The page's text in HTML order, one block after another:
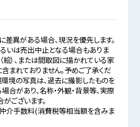
異がある場合、現況を優先します。
いは売出中止となる場合もありま
絵）、または間取図に描かれている家
まれておりません。予めご了承くだ
境の写真は、過去に撮影したものを
合があり、名称・外観・背景等、実際
ございます。
介手数料(消費税等相当額を含みま